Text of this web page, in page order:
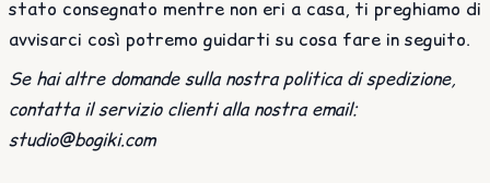
stato consegnato mentre non eri a casa, ti preghiamo di
avvisarci così potremo guidarti su cosa fare in seguito.
Se hai altre domande sulla nostra politica di spedizione,
contatta il servizio clienti alla nostra email:
studio@bogiki.com